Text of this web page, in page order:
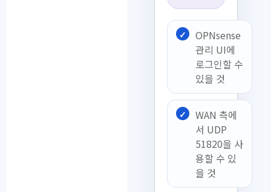
OPNsense
관리 UI에
로그인할 수
있을 것
WAN 측에
서 UDP
51820을 사
용할 수 있
을 것